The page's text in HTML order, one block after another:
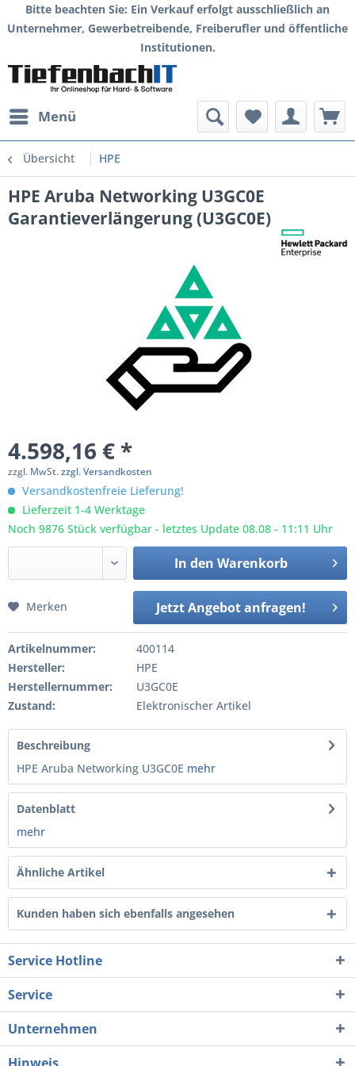
Bitte beachten Sie: Ein Verkauf erfolgt ausschließlich an
Unternehmer, Gewerbetreibende, Freiberufler und öffentliche
Institutionen.
Menü
Übersicht HPE
HPE Aruba Networking U3GC0E
Garantieverlängerung (U3GC0E)
4.598,16 € *
zzgl. MwSt.zzgl. Versandkosten
Versandkostenfreie Lieferung!
Lieferzeit 1-4 Werktage
Noch 9876 Stück verfügbar - letztes Update 08.08 - 11:11 Uhr
In den Warenkorb
Jetzt Angebot anfragen!
Merken
Artikelnummer:
400114
Hersteller:
HPE
Herstellernummer:
U3GC0E
Zustand:
Elektronischer Artikel
Beschreibung
HPE Aruba Networking U3GC0E mehr
Datenblatt
mehr
Ähnliche Artikel
Kunden haben sich ebenfalls angesehen
Service Hotline
Service
Unternehmen